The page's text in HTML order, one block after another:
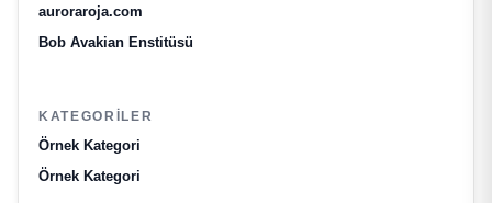
auroraroja.com
Bob Avakian Enstitüsü
KATEGORILER
Örnek Kategori
Örnek Kategori